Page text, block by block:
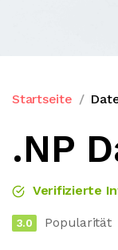
Startseite
.NP
Verifizierte
3.0 Popularität